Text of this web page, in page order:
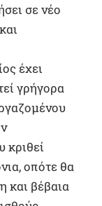
σε νέο
έχει
γρήγορα
κριθεί
οπότε θα
και βέβαια